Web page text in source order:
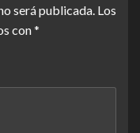
será publicada. Los
con*